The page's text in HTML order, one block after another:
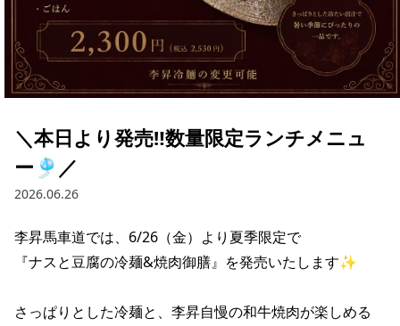
＼本日より発売‼︎数量限定ランチメニュ
ー🎐／
2026.06.26
李昇馬車道では、6/26（金）より夏季限定で
『ナスと豆腐の冷麺&焼肉御膳』を発売いたします✨
さっぱりとした冷麺と、李昇自慢の和牛焼肉が楽しめる